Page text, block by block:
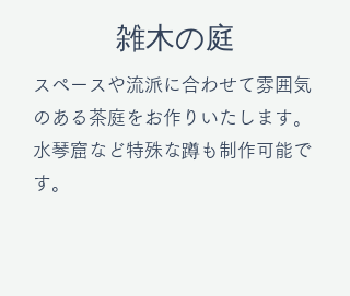
雑木の庭
スペースや流派に合わせて雰囲気
のある茶庭をお作りいたします。
​水琴窟など特殊な蹲も制作可能で
す。